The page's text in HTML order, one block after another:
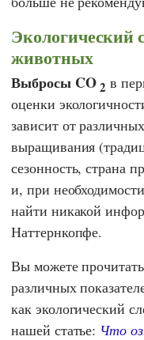
Экологический
животных
Выбросы CO2 в
оценки
зависит от
выращивания
сезонность, страна
и, при
найти никакой
Наттернкопфе.
Вы можете
различных
как экологический
нашей статье: Что